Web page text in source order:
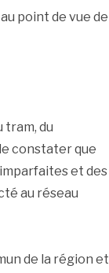
point de vue de
du
constater que
et des
au réseau
de la région et